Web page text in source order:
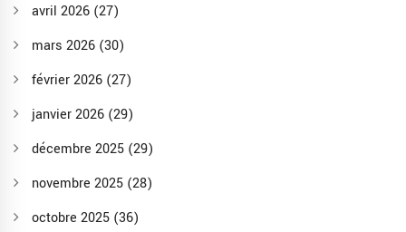
avril 2026 (27)
mars 2026 (30)
février 2026 (27)
janvier 2026 (29)
décembre 2025 (29)
novembre 2025 (28)
octobre 2025 (36)